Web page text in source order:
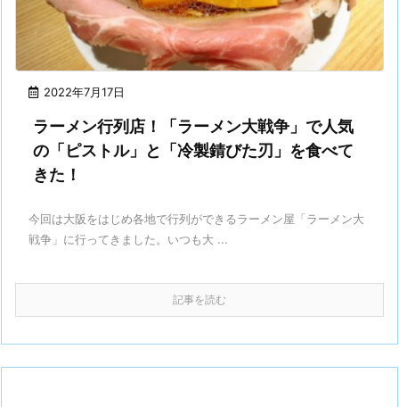
2022年7月17日
ラーメン行列店！「ラーメン大戦争」で人気
の「ピストル」と「冷製錆びた刃」を食べて
きた！
今回は大阪をはじめ各地で行列ができるラーメン屋「ラーメン大
戦争」に行ってきました。いつも大 ...
記事を読む